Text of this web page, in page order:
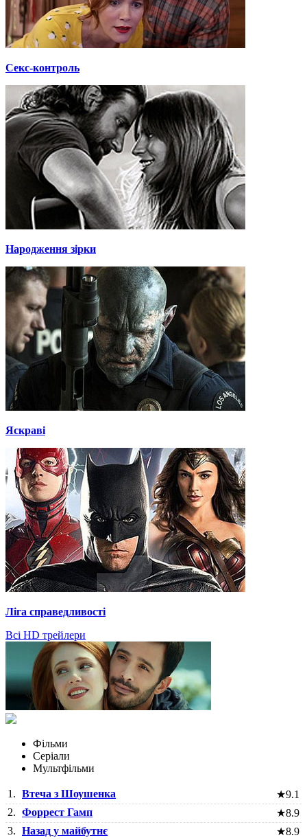
Секс-контроль
Народження зірки
Яскраві
Ліга справедливості
Всі HD трейлери
Фільми
Серіали
Мультфільми
1. Втеча з Шоушенка ★9.1
2. Форрест Гамп ★8.9
3. Назад у майбутнє ★8.9